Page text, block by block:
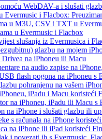
WebDAV-a i slušati
Evermusic i Flacbox:
u M3U, CSV i TXT u
u Evermusic i Flacbox
slušanja iz Evermusica i
glazbu na mojem
na iPhoneu ili Macu
na audio zapise na
flash pogona na iPhoneu s
pohranjenu na vašem
iPadu i Macu koristeći
na iPhoneu, iPadu ili Macu s
na iPhone i slušati glazbu ili
s računala na iPhone
na iPhone ili iPad koristeći
i povezati ih s Evermusic,